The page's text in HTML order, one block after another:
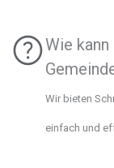
Wie
Wir bieten
einfach und